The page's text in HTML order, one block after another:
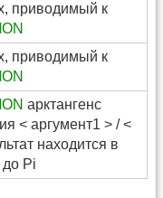
приводимый к
приводимый к
арктангенс
< аргумент1 > / <
находится в
до Pi